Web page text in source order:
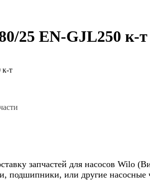
25 EN-GJL250 к-т
запчастей для насосов Wilo
подшипники, или другие насосные